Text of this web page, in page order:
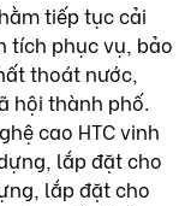
tiếp tục cải
tích phục vụ, bảo
thoát nước,
hội thành phố.
cao HTC vinh
lắp đặt cho
lắp đặt cho